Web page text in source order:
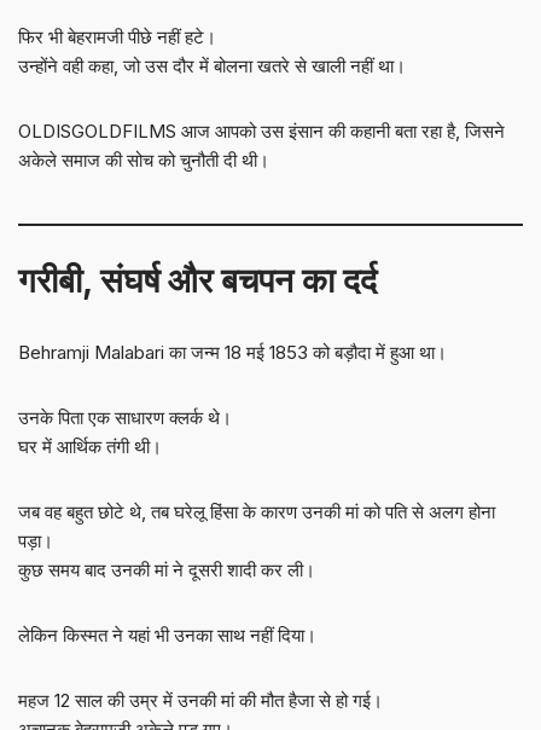
फिर भी बेहरामजी पीछे नहीं हटे।
उन्होंने वही कहा, जो उस दौर में बोलना खतरे से खाली नहीं था।
OLDISGOLDFILMS आज आपको उस इंसान की कहानी बता रहा है, जिसने
अकेले समाज की सोच को चुनौती दी थी।
गरीबी, संघर्ष और बचपन का दर्द
Behramji Malabari का जन्म 18 मई 1853 को बड़ौदा में हुआ था।
उनके पिता एक साधारण क्लर्क थे।
घर में आर्थिक तंगी थी।
जब वह बहुत छोटे थे, तब घरेलू हिंसा के कारण उनकी मां को पति से अलग होना
पड़ा।
कुछ समय बाद उनकी मां ने दूसरी शादी कर ली।
लेकिन किस्मत ने यहां भी उनका साथ नहीं दिया।
महज 12 साल की उम्र में उनकी मां की मौत हैजा से हो गई।